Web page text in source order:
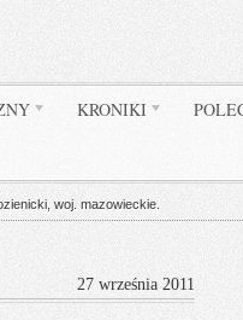
KRONIKI
woj. mazowieckie.
27 września 2011